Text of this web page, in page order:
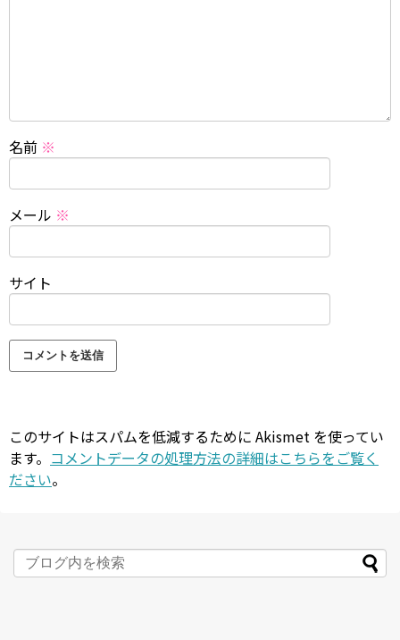
名前 ※
メール ※
サイト
このサイトはスパムを低減するために Akismet を使ってい
ます。 コメントデータの処理方法の詳細はこちらをご覧く
ださい。